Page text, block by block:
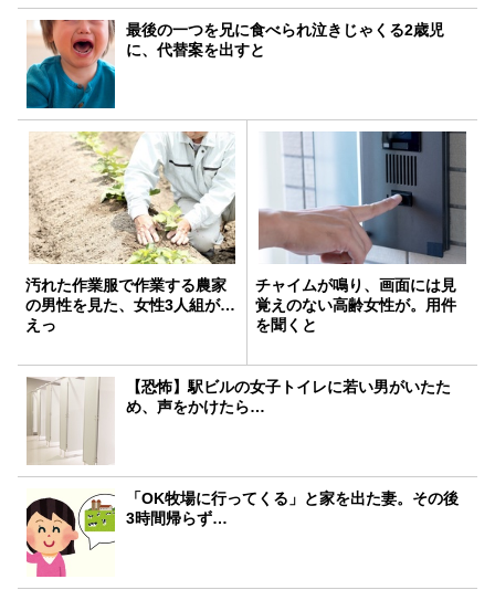
最後の一つを兄に食べられ泣きじゃくる2歳児
に、代替案を出すと
汚れた作業服で作業する農家
の男性を見た、女性3人組が…
えっ
チャイムが鳴り、画面には見
覚えのない高齢女性が。用件
を聞くと
【恐怖】駅ビルの女子トイレに若い男がいたた
め、声をかけたら…
「OK牧場に行ってくる」と家を出た妻。その後
3時間帰らず…